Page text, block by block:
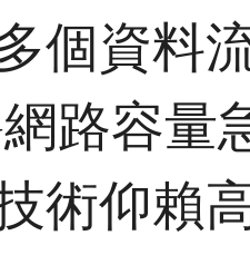
個資料
路容量
術仰賴